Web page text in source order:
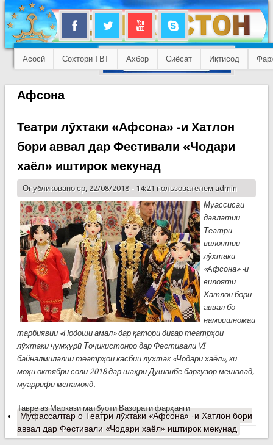
Асосӣ Сохтори ТВТ Ахбор Сиёсат Иқтисод
Афсона
Театри лӯхтаки «Афсона» -и Хатлон
бори аввал дар Фестивали «Чодари
хаёл» иштирок мекунад
Опубликовано ср, 22/08/2018 - 14:21 пользователем admin
Муассисаи
давлатии
Театри
вилоятии
лӯхтаки
«Афсона» -и
вилояти
Хатлон бори
аввал бо
намоишномаи
тарбиявии «Подоши амал» дар қатори дигар театрҳои
лӯхтаки ҷумҳурӣ Тоҷикистонро дар Фестивали VI
байналмилалии театрҳои касбии лӯхтак «Чодари хаёл», ки
моҳи октябри соли 2018 дар шаҳри Душанбе баргузор мешавад,
муаррифӣ менамояд.
Тавре аз Маркази матбуоти Вазорати фарҳанги
Муфассалтаро Театри лӯхтаки «Афсона» -и Хатлон бори
аввал дар Фестивали «Чодари хаёл» иштирок мекунад